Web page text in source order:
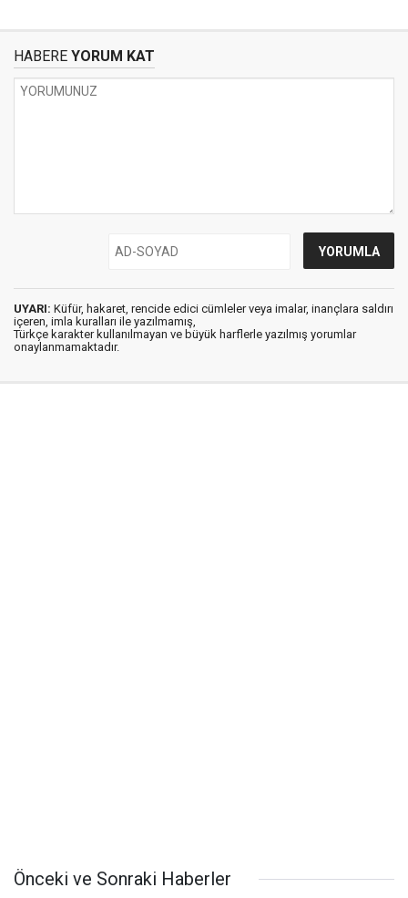
HABERE YORUM KAT
UYARI: Küfür, hakaret, rencide edici cümleler veya imalar, inançlara saldırı
içeren, imla kuralları ile yazılmamış,
Türkçe karakter kullanılmayan ve büyük harflerle yazılmış yorumlar
onaylanmamaktadır.
Önceki ve Sonraki Haberler